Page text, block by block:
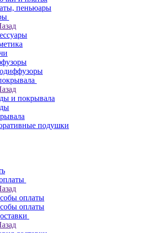
пеньюары
и покрывала
подушки
оплаты
оплаты